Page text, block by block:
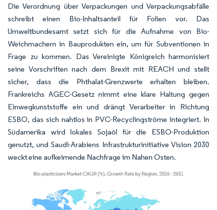
Die Verordnung über Verpackungen und Verpackungsabfälle
schreibt einen Bio-Inhaltsanteil für Folien vor. Das
Umweltbundesamt setzt sich für die Aufnahme von Bio-
Weichmachern in Bauprodukten ein, um für Subventionen in
Frage zu kommen. Das Vereinigte Königreich harmonisiert
seine Vorschriften nach dem Brexit mit REACH und stellt
sicher, dass die Phthalat-Grenzwerte erhalten bleiben.
Frankreichs AGEC-Gesetz nimmt eine klare Haltung gegen
Einwegkunststoffe ein und drängt Verarbeiter in Richtung
ESBO, das sich nahtlos in PVC-Recyclingströme integriert. In
Südamerika wird lokales Sojaöl für die ESBO-Produktion
genutzt, und Saudi-Arabiens Infrastrukturinitiative Vision 2030
weckt eine aufkeimende Nachfrage im Nahen Osten.